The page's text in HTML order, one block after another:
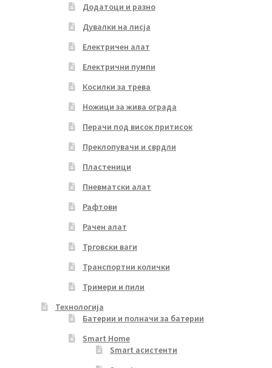
Додатоци и разно
Дувалки на лисја
Електричен алат
Електрични пумпи
Косилки за трева
Ножици за жива ограда
Перачи под висок притисок
Преклопувачи и сврдли
Пластеници
Пневматски алат
Рафтови
Рачен алат
Трговски ваги
Транспортни колички
Тримери и пили
Технологија
Батерии и полначи за батерии
Smart Home
Smart асистенти